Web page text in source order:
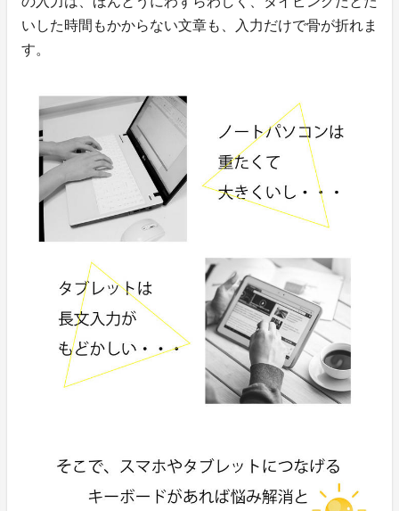
いした時間もかからない文章も、入力だけで骨が折れま
す。